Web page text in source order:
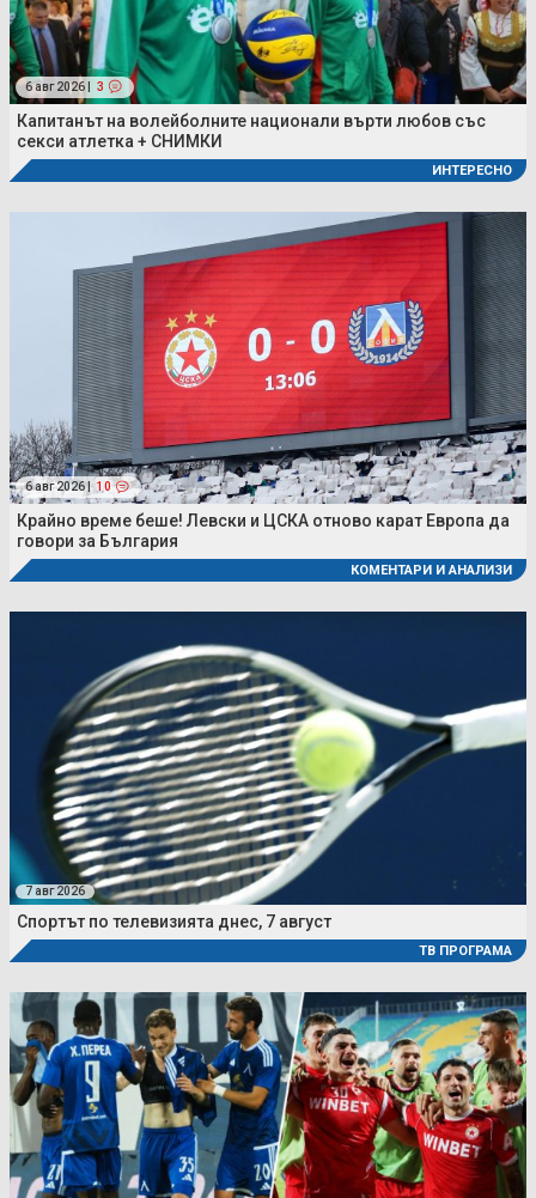
6 авг 2026 | 3
Капитанът на волейболните национали върти любов със
секси атлетка + СНИМКИ
ИНТЕРЕСНО
6 авг 2026 | 10
Крайно време беше! Левски и ЦСКА отново карат Европа да
говори за България
КОМЕНТАРИ И АНАЛИЗИ
7 авг 2026
Спортът по телевизията днес, 7 август
ТВ ПРОГРАМА